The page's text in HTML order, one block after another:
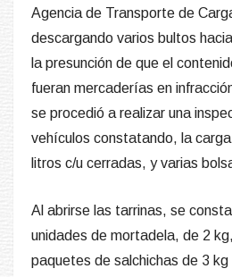
Agencia de Transporte de
descargando varios bultos
la presunción de que el
fueran mercaderías en
se procedió a realizar una
vehículos constatando, la
litros c/u cerradas, y varias
Al abrirse las tarrinas, se
unidades de mortadela, de 2
paquetes de salchichas de 3